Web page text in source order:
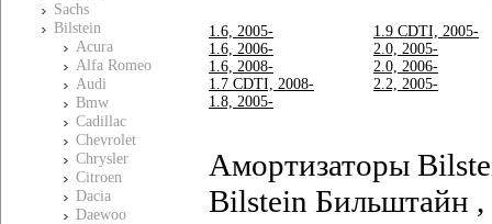
Sachs
Bilstein
Acura
Alfa Romeo
Audi
Bmw
Cadillac
Chevrolet
Chrysler
Citroen
Dacia
Daewoo
1.6, 2005-
1.6, 2006-
1.6, 2008-
1.7 CDTI, 2008-
1.8, 2005-
1.9 CDTI, 2005-
2.0, 2005-
2.0, 2006-
2.2, 2005-
Амортизаторы
Bilstein Бильштайн ,